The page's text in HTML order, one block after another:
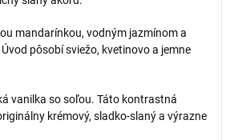
mandarínkou, vodným jazmínom a
pôsobí sviežo, kvetinovo a jemne
vanilka so soľou. Táto kontrastná
krémový, sladko-slaný a výrazne